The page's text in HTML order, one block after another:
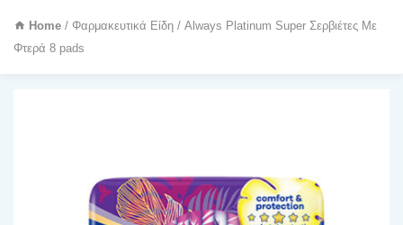
Home / Φαρμακευτικά Είδη / Always Platinum Super Σερβιέτες Με
Φτερά 8 pads